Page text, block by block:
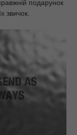
подарунок
звичок.